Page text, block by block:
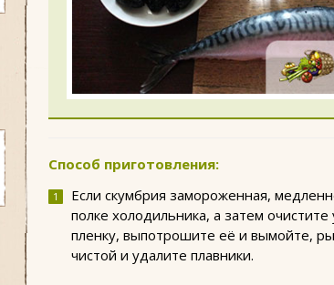
Способ приготовления:
Если скумбрия замороженная,
полке холодильника, а затем
пленку, выпотрошите её и вымойте,
чистой и удалите плавники.